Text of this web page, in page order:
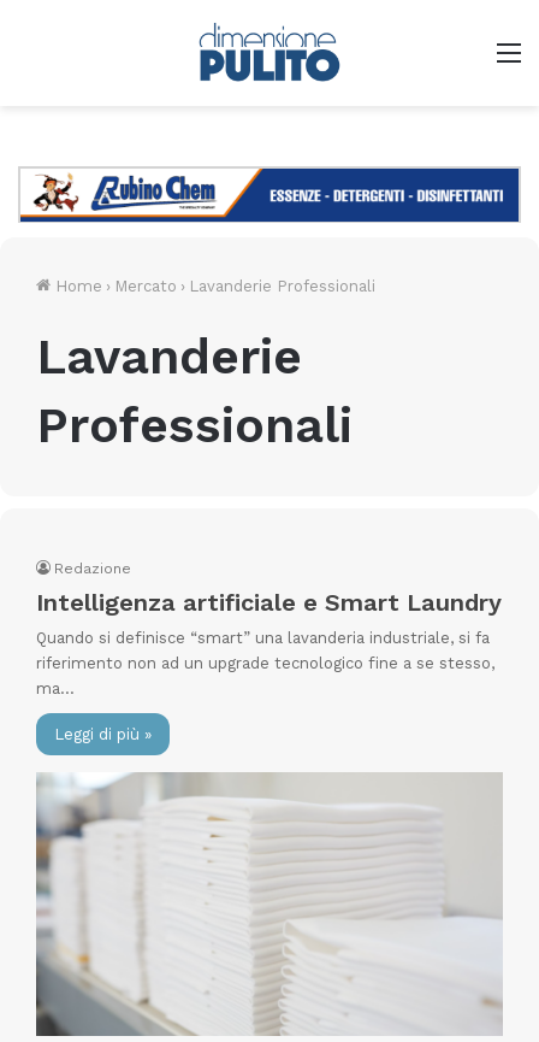
Home › Mercato › Lavanderie Professionali
Lavanderie
Professionali
Redazione
Intelligenza artificiale e Smart Laundry
Quando si definisce “smart” una lavanderia industriale, si fa
riferimento non ad un upgrade tecnologico fine a se stesso,
ma…
Leggi di più »